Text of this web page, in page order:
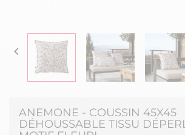

ANEMONE - COUSSIN 45X45
DÉHOUSSABLE TISSU